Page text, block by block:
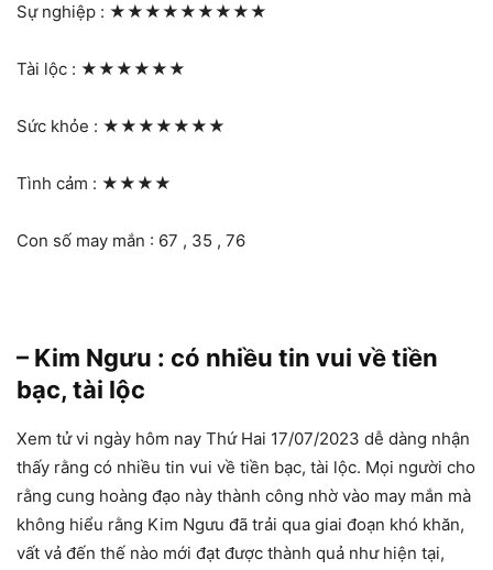
Sự nghiệp : ★★★★★★★★★
Tài lộc : ★★★★★★
Sức khỏe : ★★★★★★★
Tình cảm : ★★★★
Con số may mắn : 67 , 35 , 76
– Kim Ngưu : có nhiều tin vui về tiền
bạc, tài lộc
Xem tử vi ngày hôm nay Thứ Hai 17/07/2023 dễ dàng nhận
thấy rằng có nhiều tin vui về tiền bạc, tài lộc. Mọi người cho
rằng cung hoàng đạo này thành công nhờ vào may mắn mà
không hiểu rằng Kim Ngưu đã trải qua giai đoạn khó khăn,
vất vả đến thế nào mới đạt được thành quả như hiện tại,